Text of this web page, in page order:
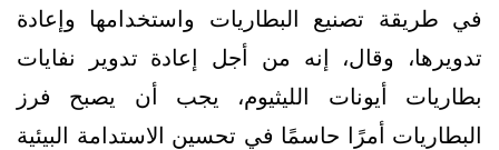
في طريقة تصنيع البطاريات واستخدامها وإعادة
تدويرها، وقال، إنه من أجل إعادة تدوير نفايات
بطاريات أيونات الليثيوم، يجب أن يصبح فرز
البطاريات أمرًا حاسمًا في تحسين الاستدامة البيئية